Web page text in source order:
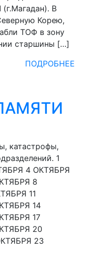
В
Корею,
ТОФ в зону
старшины […]
ПОДРОБНЕЕ
катастрофы,
1
4 ОКТЯБРЯ
8
11
14
17
20
23